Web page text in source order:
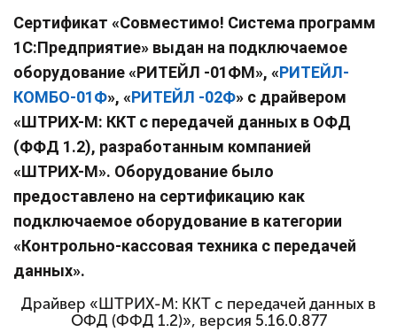
Сертификат «Совместимо! Система программ
1С:Предприятие» выдан на подключаемое
оборудование «РИТЕЙЛ -01ФМ», «РИТЕЙЛ-
КОМБО-01Ф», «РИТЕЙЛ -02Ф» с драйвером
«ШТРИХ-М: ККТ с передачей данных в ОФД
(ФФД 1.2), разработанным компанией
«ШТРИХ-М». Оборудование было
предоставлено на сертификацию как
подключаемое оборудование в категории
«Контрольно-кассовая техника с передачей
данных».
Драйвер «ШТРИХ-М: ККТ с передачей данных в
ОФД (ФФД 1.2)», версия 5.16.0.877